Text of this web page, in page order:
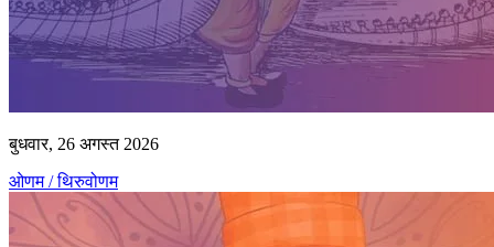
बुधवार, 26 अगस्त 2026
ओणम / थिरुवोणम